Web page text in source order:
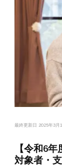
最終更新日 2025年3月
【令和6
対象者・